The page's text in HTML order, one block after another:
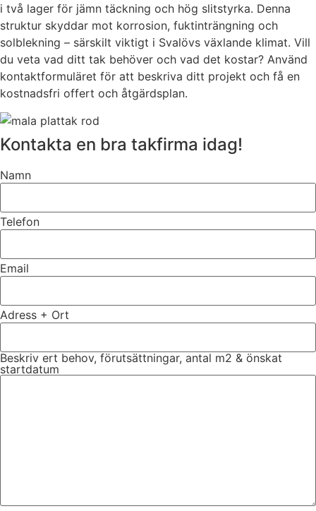
i två lager för jämn täckning och hög slitstyrka. Denna
struktur skyddar mot korrosion, fuktinträngning och
solblekning – särskilt viktigt i Svalövs växlande klimat. Vill
du veta vad ditt tak behöver och vad det kostar? Använd
kontaktformuläret för att beskriva ditt projekt och få en
kostnadsfri offert och åtgärdsplan.
Kontakta en bra takfirma idag!
Namn
Telefon
Email
Adress + Ort
Beskriv ert behov, förutsättningar, antal m2 & önskat
startdatum